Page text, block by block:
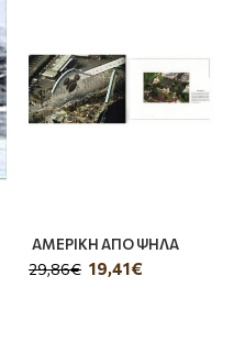
ΑΜΕΡΙΚΗ ΑΠΟ ΨΗΛΑ
19,41€
29,86€